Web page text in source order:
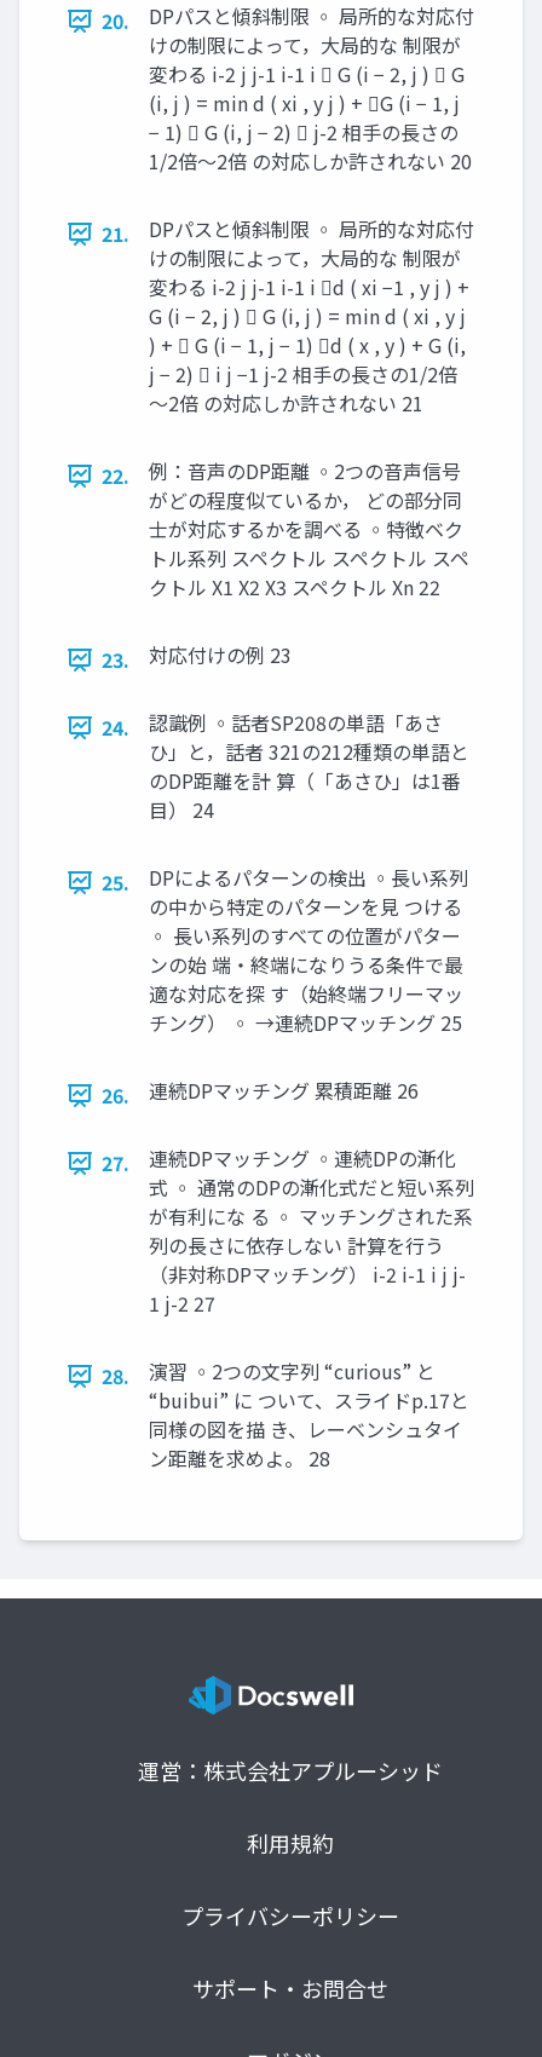
20.
DPパスと傾斜制限 ◦ 局所的な対応付
けの制限によって，大局的な 制限が
変わる i-2 j j-1 i-1 i  G (i − 2, j )  G
(i, j ) = min d ( xi , y j ) + G (i − 1, j
− 1)  G (i, j − 2)  j-2 相手の長さの
1/2倍～2倍 の対応しか許されない 20
21.
DPパスと傾斜制限 ◦ 局所的な対応付
けの制限によって，大局的な 制限が
変わる i-2 j j-1 i-1 i d ( xi −1 , y j ) +
G (i − 2, j )  G (i, j ) = min d ( xi , y j
) +  G (i − 1, j − 1) d ( x , y ) + G (i,
j − 2)  i j −1 j-2 相手の長さの1/2倍
～2倍 の対応しか許されない 21
22.
例：音声のDP距離 ◦2つの音声信号
がどの程度似ているか， どの部分同
士が対応するかを調べる ◦特徴ベク
トル系列 スペクトル スペクトル スペ
クトル X1 X2 X3 スペクトル Xn 22
23. 対応付けの例 23
24.
認識例 ◦話者SP208の単語「あさ
ひ」と，話者 321の212種類の単語と
のDP距離を計 算（「あさひ」は1番
目） 24
25.
DPによるパターンの検出 ◦長い系列
の中から特定のパターンを見 つける
◦ 長い系列のすべての位置がパター
ンの始 端・終端になりうる条件で最
適な対応を探 す（始終端フリーマッ
チング） ◦ →連続DPマッチング 25
26. 連続DPマッチング 累積距離 26
27.
連続DPマッチング ◦連続DPの漸化
式 ◦ 通常のDPの漸化式だと短い系列
が有利にな る ◦ マッチングされた系
列の長さに依存しない 計算を行う
（非対称DPマッチング） i-2 i-1 i j j-
1 j-2 27
28.
演習 ◦2つの文字列 “curious” と
“buibui” に ついて、スライドp.17と
同様の図を描 き、レーベンシュタイ
ン距離を求めよ。 28
運営：株式会社アプルーシッド
利用規約
プライバシーポリシー
サポート・お問合せ